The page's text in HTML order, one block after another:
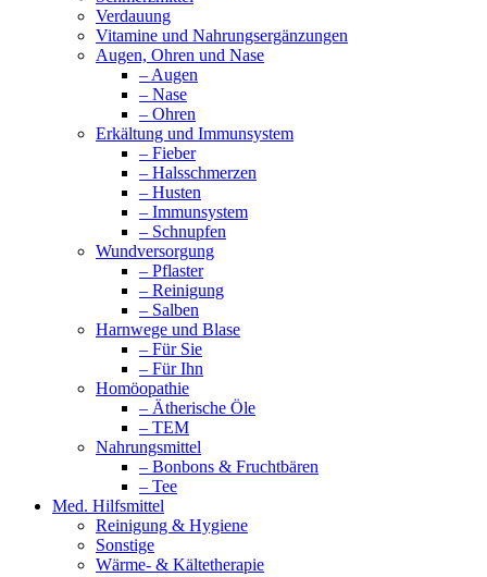
Verdauung
Vitamine und Nahrungsergänzungen
Augen, Ohren und Nase
– Augen
– Nase
– Ohren
Erkältung und Immunsystem
– Fieber
– Halsschmerzen
– Husten
– Immunsystem
– Schnupfen
Wundversorgung
– Pflaster
– Reinigung
– Salben
Harnwege und Blase
– Für Sie
– Für Ihn
Homöopathie
– Ätherische Öle
– TEM
Nahrungsmittel
– Bonbons & Fruchtbären
– Tee
Med. Hilfsmittel
Reinigung & Hygiene
Sonstige
Wärme- & Kältetherapie